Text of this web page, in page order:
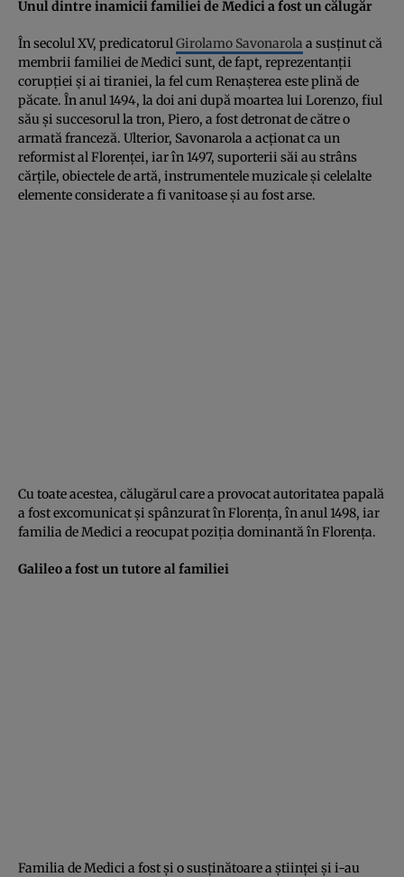
Unul dintre inamicii familiei de Medici a fost un călugăr
În secolul XV, predicatorulGirolamo Savonarola a susţinut că
membrii familiei de Medici sunt, de fapt, reprezentanţii
corupţiei şi ai tiraniei, la fel cum Renaşterea este plină de
păcate. În anul 1494, la doi ani după moartea lui Lorenzo, fiul
său şi succesorul la tron, Piero, a fost detronat de către o
armată franceză. Ulterior, Savonarola a acţionat ca un
reformist al Florenţei, iar în 1497, suporterii săi au strâns
cărţile, obiectele de artă, instrumentele muzicale şi celelalte
elemente considerate a fi vanitoase şi au fost arse.
Cu toate acestea, călugărul care a provocat autoritatea papală
a fost excomunicat şi spânzurat în Florenţa, în anul 1498, iar
familia de Medici a reocupat poziţia dominantă în Florenţa.
Galileo a fost un tutore al familiei
Familia de Medici a fost şi o susţinătoare a ştiinţei şi i-au